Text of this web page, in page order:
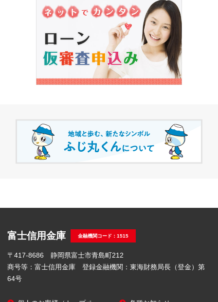
富士信用金庫 金融機関コード：1515
〒417-8686 静岡県富士市青島町212
商号等：富士信用金庫 登録金融機関：東海財務局長（登金）第
64号